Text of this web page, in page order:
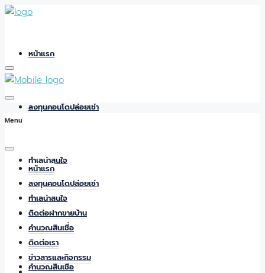
หน้าแรก
ลงทุนคอนโดปล่อยเช่า
ทำเลน่าสนใจ
ติดต่อฝากขายบ้าน
คำนวณสินเชื่อ
Menu
หน้าแรก
ลงทุนคอนโดปล่อยเช่า
ทำเลน่าสนใจ
ติดต่อฝากขายบ้าน
คำนวณสินเชื่อ
ติดต่อเรา
ข่าวสารและกิจกรรม